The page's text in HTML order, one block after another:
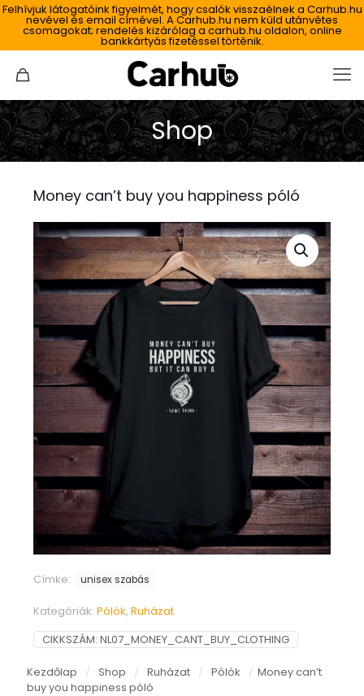
Felhívjuk látogatóink figyelmét, hogy csalók visszaélnek a Carhub.hu
nevével és email címével. A Carhub.hu nem küld utánvétes
csomagokat; rendelés kizárólag a carhub.hu oldalon, online
bankkártyás fizetéssel történik.
Shop
Money can’t buy you happiness póló
Címke: unisex szabás
Kategóriák: Pólók, Ruházat
CIKKSZÁM: NL07_MONEY_CANT_BUY_CLOTHING
Kezdőlap / Shop / Ruházat / Pólók / Money can’t
buy you happiness póló